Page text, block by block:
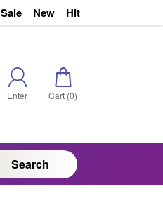
Sale New Hit
Enter Cart (0)
Search